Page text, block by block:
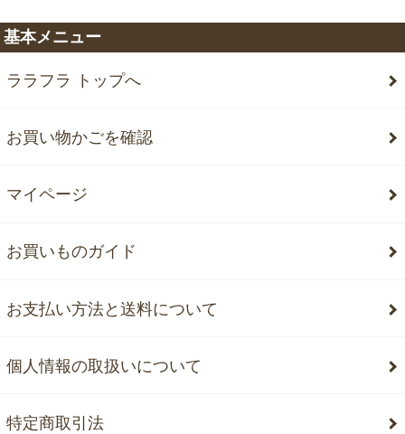
基本メニュー
ララフラ トップへ
お買い物かごを確認
マイページ
お買いものガイド
お支払い方法と送料について
個人情報の取扱いについて
特定商取引法